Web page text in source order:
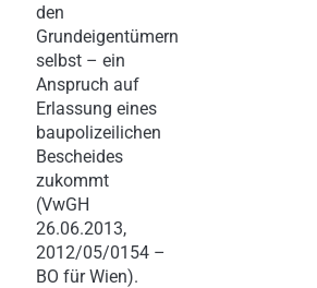
den
Grundeigentümern
selbst – ein
Anspruch auf
Erlassung eines
baupolizeilichen
Bescheides
zukommt
(VwGH
26.06.2013,
2012/05/0154 –
BO für Wien).